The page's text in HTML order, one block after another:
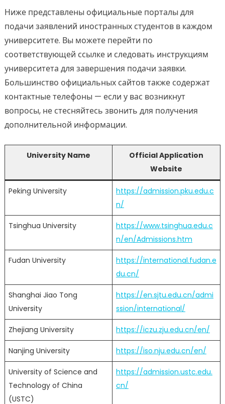
Ниже представлены официальные порталы для
подачи заявлений иностранных студентов в каждом
университете. Вы можете перейти по
соответствующей ссылке и следовать инструкциям
университета для завершения подачи заявки.
Большинство официальных сайтов также содержат
контактные телефоны — если у вас возникнут
вопросы, не стесняйтесь звонить для получения
дополнительной информации.
University Name
Official Application
Website
Peking University
https://admission.pku.edu.c
n/
Tsinghua University
https://www.tsinghua.edu.c
n/en/Admissions.htm
Fudan University
https://international.fudan.e
du.cn/
Shanghai Jiao Tong
University
https://en.sjtu.edu.cn/admi
ssion/international/
Zhejiang University https://iczu.zju.edu.cn/en/
Nanjing University https://iso.nju.edu.cn/en/
University of Science and
Technology of China
(USTC)
https://admission.ustc.edu.
cn/